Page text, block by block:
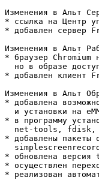
Изменения в Альт
* ссылка на Центр
* добавлен сервер
Изменения в Альт
* браузер Chromium
но в образе
* добавлен клиент
Изменения в Альт
* добавлена
и установки на
* в программу
net-tools,
* добавлены
* обновлена
* осуществлен
* реализован